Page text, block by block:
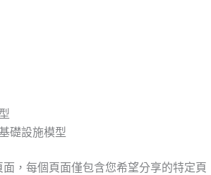
礎設施模型
，每個頁面僅包含您希望分享的特定頁